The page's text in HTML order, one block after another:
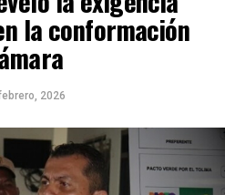
la conformación
2026